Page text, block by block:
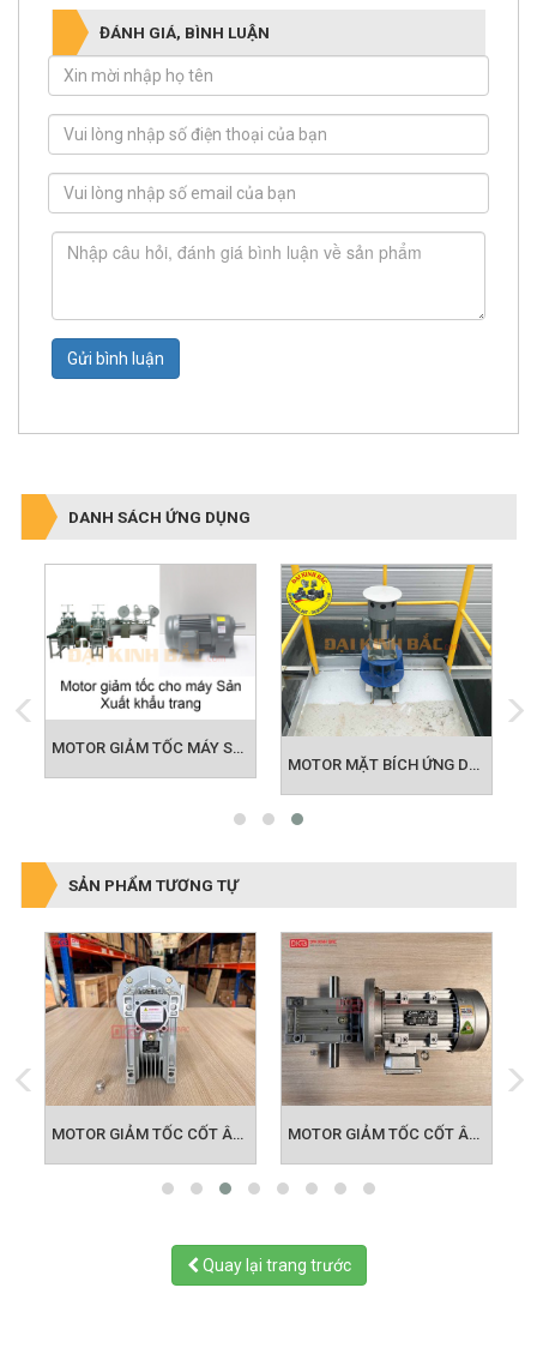
ĐÁNH GIÁ, BÌNH LUẬN
Gửi bình luận
DANH SÁCH ỨNG DỤNG
MOTOR MẶT BÍCH ỨNG DỤNG KHUẤY HÓA CHẤT
SẢN PHẨM TƯƠNG TỰ
Quay lại trang trước